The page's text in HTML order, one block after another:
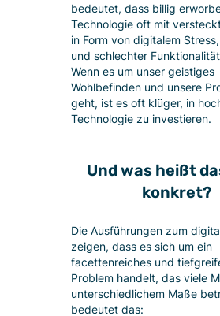
bedeutet, dass billig
Technologie oft mit
in Form von digitalem
und schlechter
Wenn es um unser geistiges
Wohlbefinden und unsere
geht, ist es oft klüger, in
Technologie zu investieren.
Und was heißt
konkret?
Die Ausführungen zum
zeigen, dass es sich um ein
facettenreiches und
Problem handelt, das viele
unterschiedlichem Maße
bedeutet das: